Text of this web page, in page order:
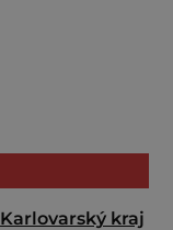
Karlovarský kraj